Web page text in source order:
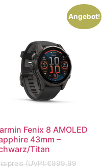
Angebot!
Fenix 8 AMOLED
43mm –
Titan
€999,99